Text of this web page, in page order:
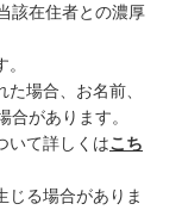
該在住者との濃厚
場合、お名前、
合があります。
いて詳しくはこち
じる場合がありま